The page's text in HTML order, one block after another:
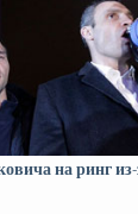
на ринг из-